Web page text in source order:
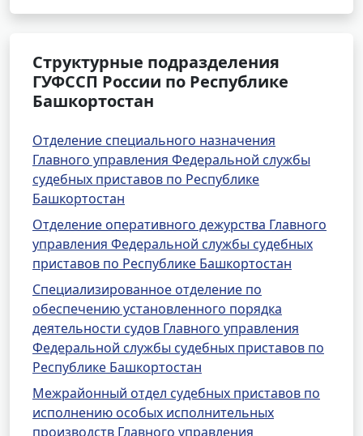
Структурные подразделения
ГУФССП России по Республике
Башкортостан
Отделение специального назначения
Главного управления Федеральной службы
судебных приставов по Республике
Башкортостан
Отделение оперативного дежурства Главного
управления Федеральной службы судебных
приставов по Республике Башкортостан
Специализированное отделение по
обеспечению установленного порядка
деятельности судов Главного управления
Федеральной службы судебных приставов по
Республике Башкортостан
Межрайонный отдел судебных приставов по
исполнению особых исполнительных
производств Главного управления